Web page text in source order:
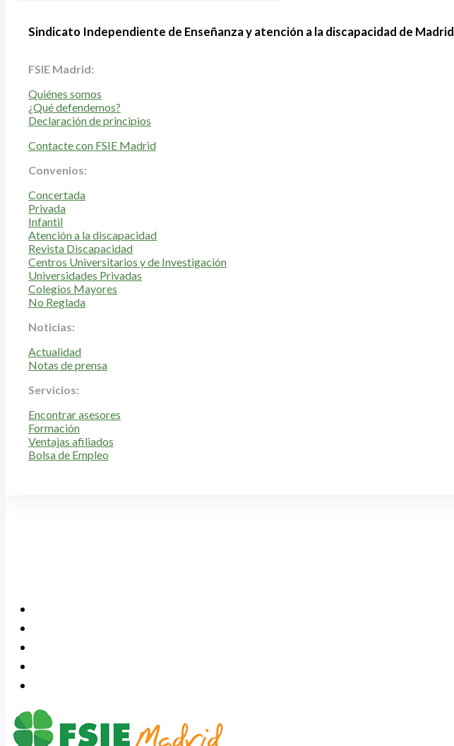
Sindicato Independiente de Enseñanza y atención a la discapacidad de Madrid
FSIE Madrid:
Quiénes somos
¿Qué defendemos?
Declaración de principios
Contacte con FSIE Madrid
Convenios:
Concertada
Privada
Infantil
Atención a la discapacidad
Revista Discapacidad
Centros Universitarios y de Investigación
Universidades Privadas
Colegios Mayores
No Reglada
Noticias:
Actualidad
Notas de prensa
Servicios:
Encontrar asesores
Formación
Ventajas afiliados
Bolsa de Empleo